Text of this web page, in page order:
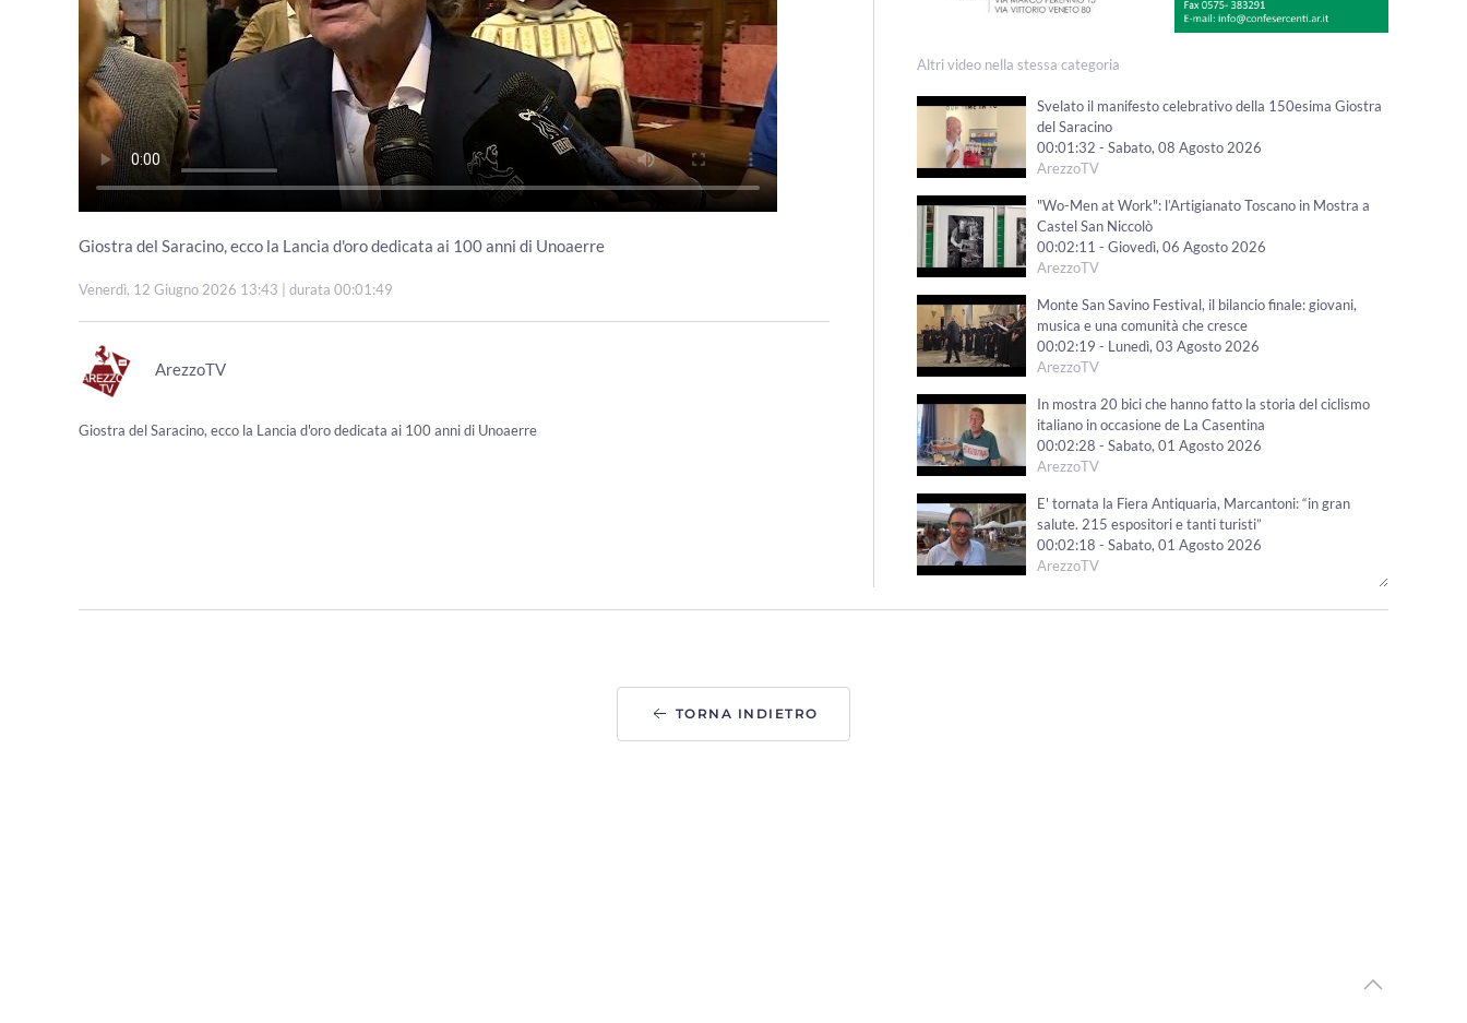
Giostra del Saracino, ecco la Lancia d'oro dedicata ai 100 anni di Unoaerre
Venerdì, 12 Giugno 2026 13:43 | durata 00:01:49
ArezzoTV
Giostra del Saracino, ecco la Lancia d'oro dedicata ai 100 anni di Unoaerre
Altri video nella stessa categoria
Svelato il manifesto celebrativo della 150esima Giostra
del Saracino
00:01:32 - Sabato, 08 Agosto 2026
ArezzoTV
"Wo-Men at Work": l’Artigianato Toscano in Mostra a
Castel San Niccolò
00:02:11 - Giovedì, 06 Agosto 2026
ArezzoTV
Monte San Savino Festival, il bilancio finale: giovani,
musica e una comunità che cresce
00:02:19 - Lunedì, 03 Agosto 2026
ArezzoTV
In mostra 20 bici che hanno fatto la storia del ciclismo
italiano in occasione de La Casentina
00:02:28 - Sabato, 01 Agosto 2026
ArezzoTV
E' tornata la Fiera Antiquaria, Marcantoni: “in gran
salute. 215 espositori e tanti turisti”
00:02:18 - Sabato, 01 Agosto 2026
ArezzoTV
TORNA INDIETRO